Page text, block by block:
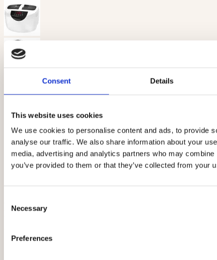
Consent Details
This website uses cookies
We use cookies to personalise content and ads, to provide
analyse our traffic. We also share information about your
media, advertising and analytics partners who may
you’ve provided to them or that they’ve collected from your
Selection
Necessary
Preferences
MYJKA
UC-